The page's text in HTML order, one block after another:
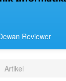
Reviewer
Artikel